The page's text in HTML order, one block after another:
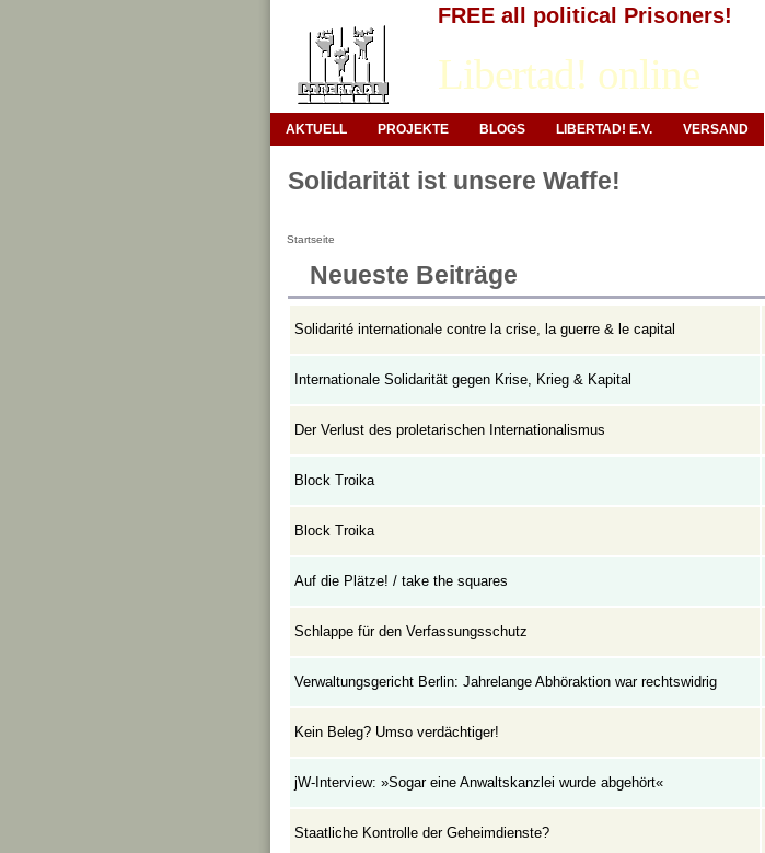
FREE all political Prisoners!
Libertad! online
AKTUELL PROJEKTE BLOGS LIBERTAD! E.V. VERSAND
Solidarität ist unsere Waffe!
Startseite
Neueste Beiträge
Solidarité internationale contre la crise, la guerre & le capital
Internationale Solidarität gegen Krise, Krieg & Kapital
Der Verlust des proletarischen Internationalismus
Block Troika
Block Troika
Auf die Plätze! / take the squares
Schlappe für den Verfassungsschutz
Verwaltungsgericht Berlin: Jahrelange Abhöraktion war rechtswidrig
Kein Beleg? Umso verdächtiger!
jW-Interview: »Sogar eine Anwaltskanzlei wurde abgehört«
Staatliche Kontrolle der Geheimdienste?